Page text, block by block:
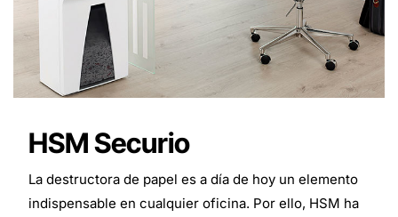
HSM Securio
La destructora de papel es a día de hoy un elemento
indispensable en cualquier oficina. Por ello, HSM ha